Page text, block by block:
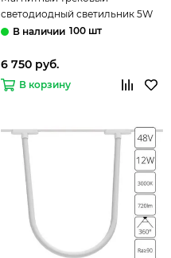
светодиодный светильник 5W
3000K A1163PL-1WH белый Rapid
100 шт
6 750 руб.
В корзину